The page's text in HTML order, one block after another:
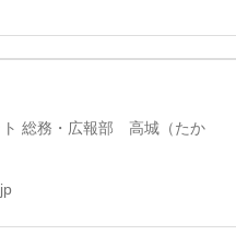
ト 総務・広報部 高城（たか